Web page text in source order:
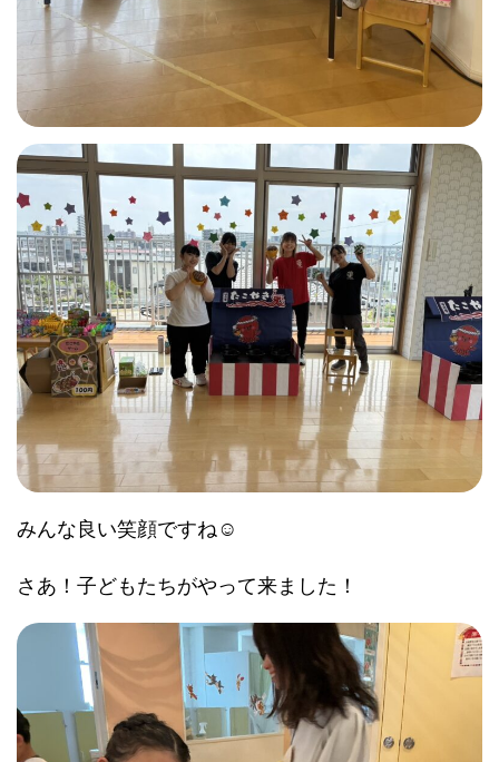
みんな良い笑顔ですね☺️
さあ！子どもたちがやって来ました！